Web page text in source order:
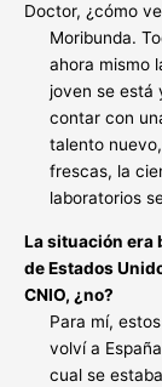
Doctor, ¿cómo
Moribunda.
ahora mismo
joven se está
contar con
talento
frescas, la
laboratorios
La situación era
de Estados
CNIO, ¿no?
Para mí,
volví a
cual se